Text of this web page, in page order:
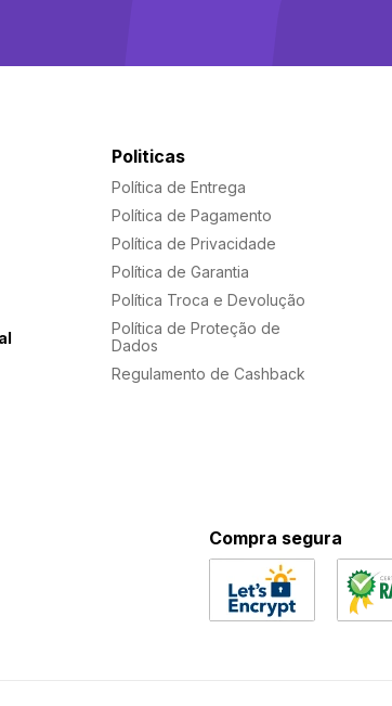
Politicas
Política de Entrega
Política de Pagamento
Política de Privacidade
Política de Garantia
Política Troca e Devolução
Política de Proteção de
Dados
Regulamento de Cashback
Compra segura